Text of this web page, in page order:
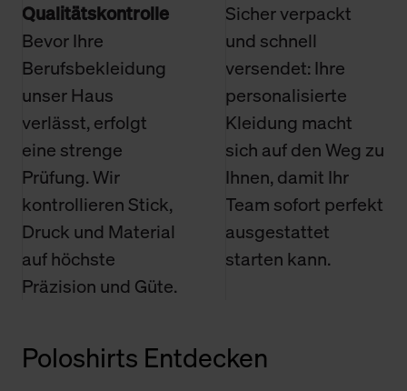
Qualitätskontrolle
Bevor Ihre
Berufsbekleidung
unser Haus
verlässt, erfolgt
eine strenge
Prüfung. Wir
kontrollieren Stick,
Druck und Material
auf höchste
Präzision und Güte.
Sicher verpackt
und schnell
versendet: Ihre
personalisierte
Kleidung macht
sich auf den Weg zu
Ihnen, damit Ihr
Team sofort perfekt
ausgestattet
starten kann.
Poloshirts Entdecken